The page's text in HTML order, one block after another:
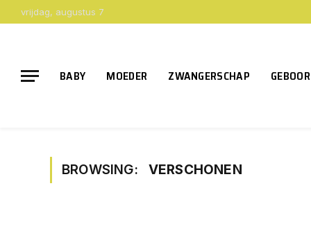
vrijdag, augustus 7
BABY MOEDER ZWANGERSCHAP
BROWSING: VERSCHONEN